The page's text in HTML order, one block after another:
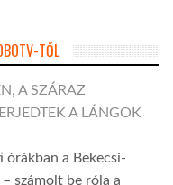
TŐL
A SZÁRAZ
A LÁNGOK
órákban a Bekecsi-
számolt be róla a